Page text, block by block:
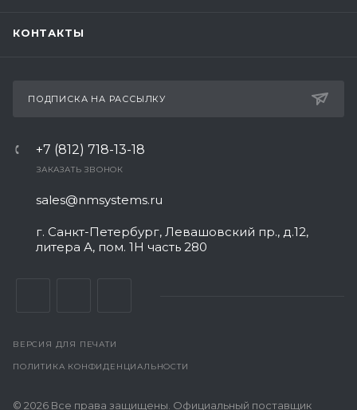
КОНТАКТЫ
ПОДПИСКА НА РАССЫЛКУ
+7 (812) 718-13-18
ЗАКАЗАТЬ ЗВОНОК
sales@nmsystems.ru
г. Санкт-Петербург, Левашовский пр., д.12,
литера А, пом. 1Н часть 280
ВЕРСИЯ ДЛЯ ПЕЧАТИ
ПОЛИТИКА КОНФИДЕНЦИАЛЬНОСТИ
© 2026 Все права защищены. Официальный поставщик